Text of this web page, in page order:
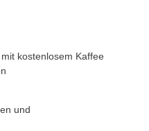
kostenlosem Kaffee
und